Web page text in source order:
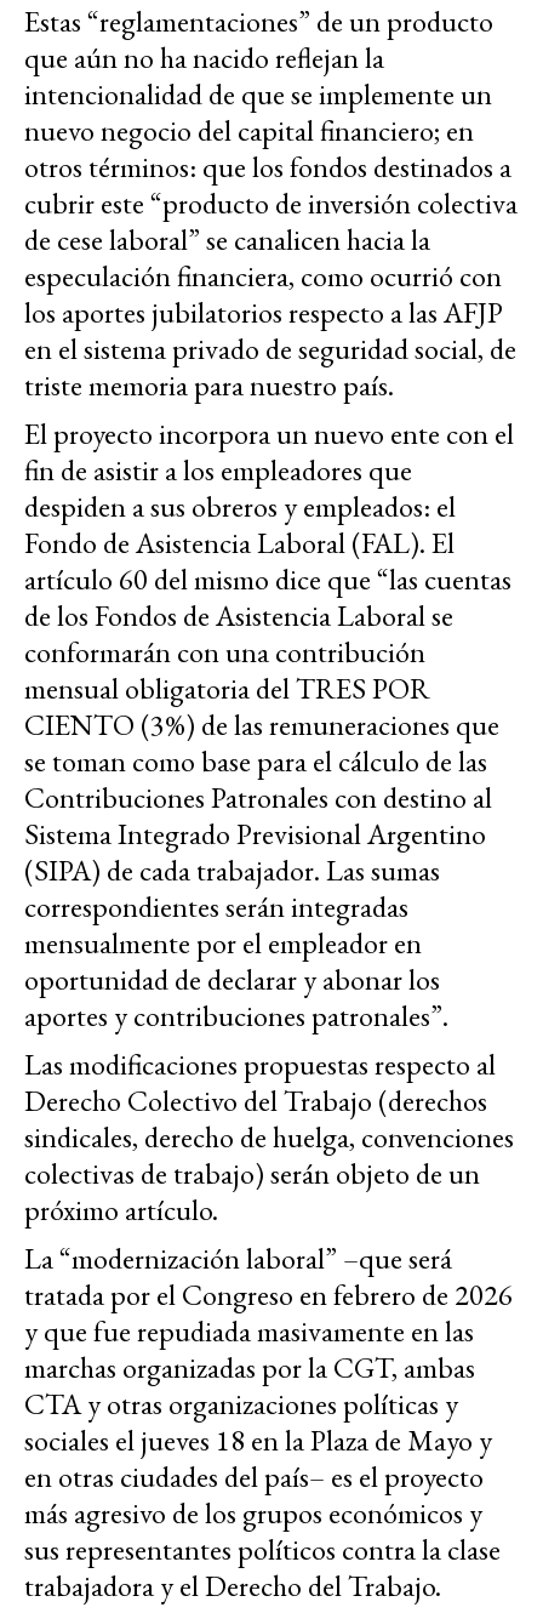
Estas “reglamentaciones” de un producto
que aún no ha nacido reflejan la
intencionalidad de que se implemente un
nuevo negocio del capital financiero; en
otros términos: que los fondos destinados a
cubrir este “producto de inversión colectiva
de cese laboral” se canalicen hacia la
especulación financiera, como ocurrió con
los aportes jubilatorios respecto a las AFJP
en el sistema privado de seguridad social, de
triste memoria para nuestro país.
El proyecto incorpora un nuevo ente con el
fin de asistir a los empleadores que
despiden a sus obreros y empleados: el
Fondo de Asistencia Laboral (FAL). El
artículo 60 del mismo dice que “las cuentas
de los Fondos de Asistencia Laboral se
conformarán con una contribución
mensual obligatoria del TRES POR
CIENTO (3%) de las remuneraciones que
se toman como base para el cálculo de las
Contribuciones Patronales con destino al
Sistema Integrado Previsional Argentino
(SIPA) de cada trabajador. Las sumas
correspondientes serán integradas
mensualmente por el empleador en
oportunidad de declarar y abonar los
aportes y contribuciones patronales”.
Las modificaciones propuestas respecto al
Derecho Colectivo del Trabajo (derechos
sindicales, derecho de huelga, convenciones
colectivas de trabajo) serán objeto de un
próximo artículo.
La “modernización laboral” –que será
tratada por el Congreso en febrero de 2026
y que fue repudiada masivamente en las
marchas organizadas por la CGT, ambas
CTA y otras organizaciones políticas y
sociales el jueves 18 en la Plaza de Mayo y
en otras ciudades del país– es el proyecto
más agresivo de los grupos económicos y
sus representantes políticos contra la clase
trabajadora y el Derecho del Trabajo.